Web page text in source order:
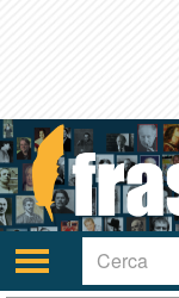
Attiva/disattiva
navigazione